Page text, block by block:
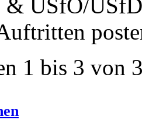
& USfO/
1 bis 3 von